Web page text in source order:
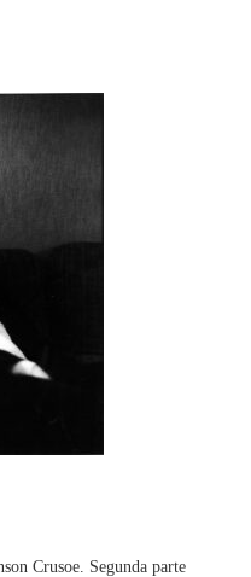
Crusoe. Segunda parte